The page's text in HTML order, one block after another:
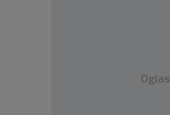
Oglas